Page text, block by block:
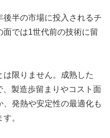
半の市場に投入されるチ
では1世代前の技術に留
限りません。成熟した
製造歩留まりやコスト面
発熱や安定性の最適化も
。